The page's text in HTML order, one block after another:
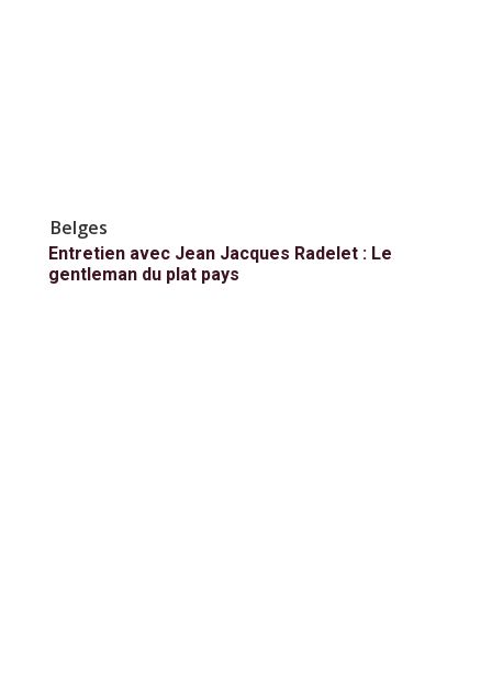
Belges
Entretien avec Jean Jacques Radelet : Le
gentleman du plat pays